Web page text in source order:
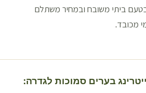
ביתי משובח ובמחיר משתלם
מכובד.
בערים סמוכות לגדרה: